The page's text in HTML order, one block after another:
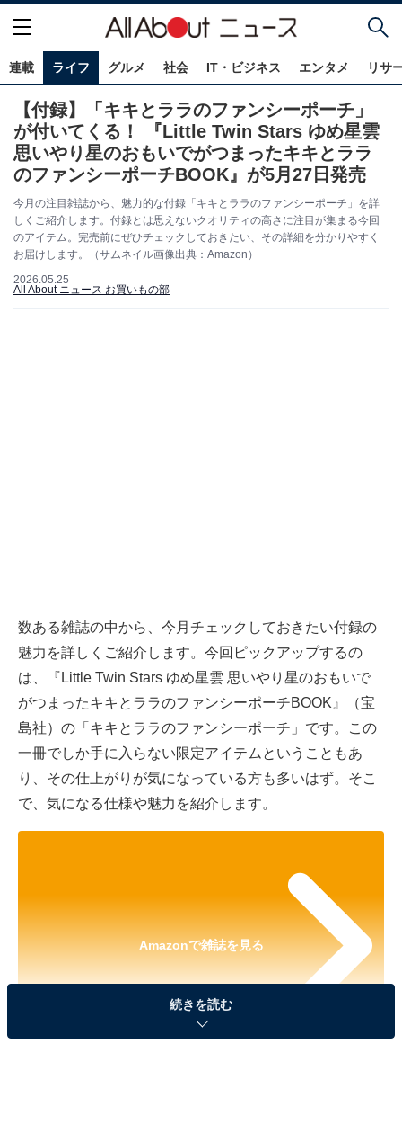
連載 ライフ グルメ 社会 IT・ビジネス エンタメ リサ
【付録】「キキとララのファンシーポーチ」
が付いてくる！ 『Little Twin Stars ゆめ星雲
思いやり星のおもいでがつまったキキとララ
のファンシーポーチBOOK』が5月27日発売
今月の注目雑誌から、魅力的な付録「キキとララのファンシーポーチ」を詳
しくご紹介します。付録とは思えないクオリティの高さに注目が集まる今回
のアイテム。完売前にぜひチェックしておきたい、その詳細を分かりやすく
お届けします。（サムネイル画像出典：Amazon）
2026.05.25
All About ニュース お買いもの部
数ある雑誌の中から、今月チェックしておきたい付録の
魅力を詳しくご紹介します。今回ピックアップするの
は、『Little Twin Stars ゆめ星雲 思いやり星のおもいで
がつまったキキとララのファンシーポーチBOOK』（宝
島社）の「キキとララのファンシーポーチ」です。この
一冊でしか手に入らない限定アイテムということもあ
り、その仕上がりが気になっている方も多いはず。そこ
で、気になる仕様や魅力を紹介します。
Amazonで雑誌を見る
続きを読む